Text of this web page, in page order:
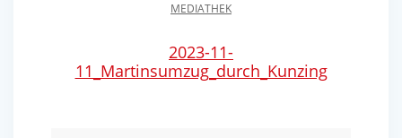
MEDIATHEK
2023-11-
11_Martinsumzug_durch_Kunzing